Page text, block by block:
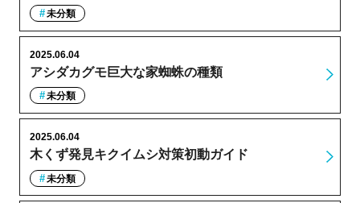
未分類
アシダカグモ巨大な家蜘蛛の種類
2025.06.04
未分類
木くず発見キクイムシ対策初動ガイド
2025.06.04
未分類